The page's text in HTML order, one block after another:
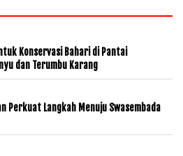
Konservasi Bahari di Pantai
dan Terumbu Karang
Perkuat Langkah Menuju Swasembada